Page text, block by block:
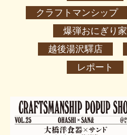
クラフトマンシップ
爆弾おにぎり家
越後湯沢驛店
レポート